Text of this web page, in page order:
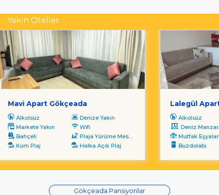
Yakın Oteller
Mavi Apart Gökçeada
Alkolsüz
Denize Yakın
Markete Yakın
Wifi
Bahçeli
Plaja Yürüme Mesafesi
Kum Plaj
Halka Açık Plaj
Lalegül
Alkolsüz
Deniz
Mutfak
Buzdolabı
Gökçeada Pansiyonlar